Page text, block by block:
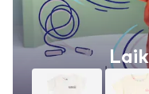
Mīlīgas